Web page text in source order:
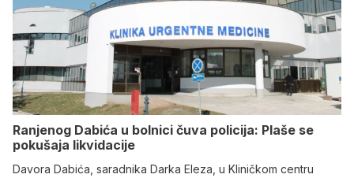
Ranjenog Dabića u bolnici čuva policija: Plaše se
pokušaja likvidacije
Davora Dabića, saradnika Darka Eleza, u Kliničkom centru